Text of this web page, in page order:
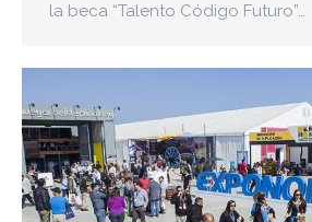
la beca “Talento Código Futuro”…